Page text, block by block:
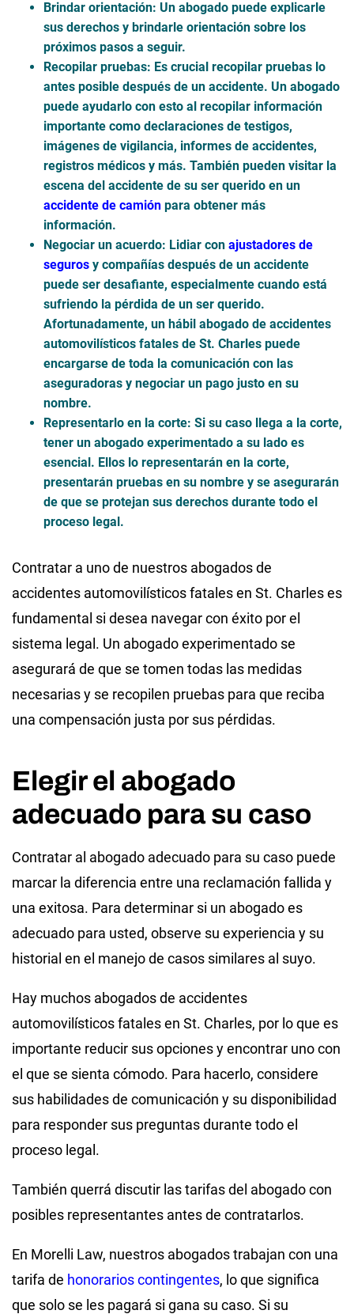
Brindar orientación: Un abogado puede explicarle
sus derechos y brindarle orientación sobre los
próximos pasos a seguir.
Recopilar pruebas: Es crucial recopilar pruebas lo
antes posible después de un accidente. Un abogado
puede ayudarlo con esto al recopilar información
importante como declaraciones de testigos,
imágenes de vigilancia, informes de accidentes,
registros médicos y más. También pueden visitar la
escena del accidente de su ser querido en un
accidente de camión para obtener más
información.
Negociar un acuerdo: Lidiar con ajustadores de
seguros y compañías después de un accidente
puede ser desafiante, especialmente cuando está
sufriendo la pérdida de un ser querido.
Afortunadamente, un hábil abogado de accidentes
automovilísticos fatales de St. Charles puede
encargarse de toda la comunicación con las
aseguradoras y negociar un pago justo en su
nombre.
Representarlo en la corte: Si su caso llega a la corte,
tener un abogado experimentado a su lado es
esencial. Ellos lo representarán en la corte,
presentarán pruebas en su nombre y se asegurarán
de que se protejan sus derechos durante todo el
proceso legal.
Contratar a uno de nuestros abogados de
accidentes automovilísticos fatales en St. Charles es
fundamental si desea navegar con éxito por el
sistema legal. Un abogado experimentado se
asegurará de que se tomen todas las medidas
necesarias y se recopilen pruebas para que reciba
una compensación justa por sus pérdidas.
Elegir el abogado
adecuado para su caso
Contratar al abogado adecuado para su caso puede
marcar la diferencia entre una reclamación fallida y
una exitosa. Para determinar si un abogado es
adecuado para usted, observe su experiencia y su
historial en el manejo de casos similares al suyo.
Hay muchos abogados de accidentes
automovilísticos fatales en St. Charles, por lo que es
importante reducir sus opciones y encontrar uno con
el que se sienta cómodo. Para hacerlo, considere
sus habilidades de comunicación y su disponibilidad
para responder sus preguntas durante todo el
proceso legal.
También querrá discutir las tarifas del abogado con
posibles representantes antes de contratarlos.
En Morelli Law, nuestros abogados trabajan con una
tarifa de honorarios contingentes, lo que significa
que solo se les pagará si gana su caso. Si su